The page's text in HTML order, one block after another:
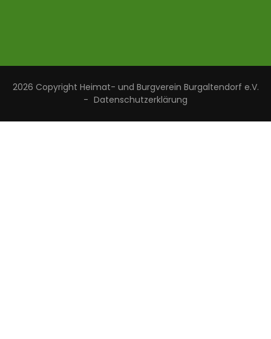
2026 Copyright Heimat- und Burgverein Burgaltendorf e.V.
- Datenschutzerklärung